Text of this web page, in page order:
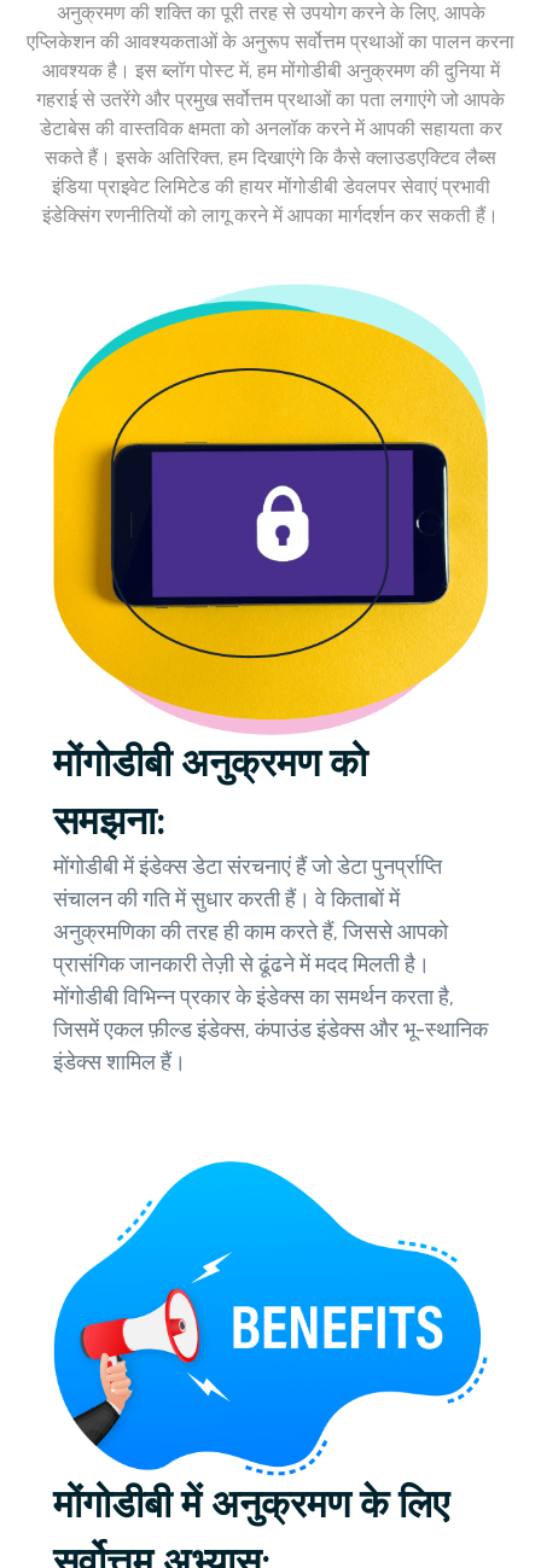
अनुक्रमण की शक्ति का पूरी तरह से उपयोग करने के लिए, आपके
एप्लिकेशन की आवश्यकताओं के अनुरूप सर्वोत्तम प्रथाओं का पालन करना
आवश्यक है। इस ब्लॉग पोस्ट में, हम मोंगोडीबी अनुक्रमण की दुनिया में
गहराई से उतरेंगे और प्रमुख सर्वोत्तम प्रथाओं का पता लगाएंगे जो आपके
डेटाबेस की वास्तविक क्षमता को अनलॉक करने में आपकी सहायता कर
सकते हैं। इसके अतिरिक्त, हम दिखाएंगे कि कैसे क्लाउडएक्टिव लैब्स
इंडिया प्राइवेट लिमिटेड की हायर मोंगोडीबी डेवलपर सेवाएं प्रभावी
इंडेक्सिंग रणनीतियों को लागू करने में आपका मार्गदर्शन कर सकती हैं।
मोंगोडीबी अनुक्रमण को
समझना:
मोंगोडीबी में इंडेक्स डेटा संरचनाएं हैं जो डेटा पुनर्प्राप्ति
संचालन की गति में सुधार करती हैं। वे किताबों में
अनुक्रमणिका की तरह ही काम करते हैं, जिससे आपको
प्रासंगिक जानकारी तेज़ी से ढूंढने में मदद मिलती है।
मोंगोडीबी विभिन्न प्रकार के इंडेक्स का समर्थन करता है,
जिसमें एकल फ़ील्ड इंडेक्स, कंपाउंड इंडेक्स और भू-स्थानिक
इंडेक्स शामिल हैं।
मोंगोडीबी में अनुक्रमण के लिए